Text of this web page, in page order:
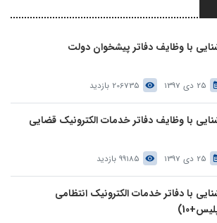
با وظایف دفاتر پیشخوان دولت
25 دی 1397 206735 بازدید
با وظایف دفاتر خدمات الکترونیک قضایی
25 دی 1397 99185 بازدید
با دفاتر خدمات الکترونیک انتظامی